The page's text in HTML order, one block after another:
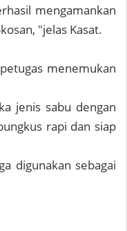
mengamankan
"jelas Kasat.
menemukan
jenis sabu dengan
rapi dan siap
digunakan sebagai